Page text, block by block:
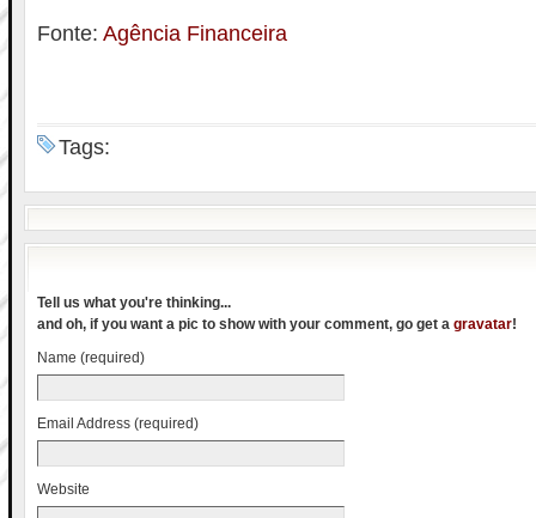
Fonte: Agência Financeira
Tags:
Tell us what you're thinking...
and oh, if you want a pic to show with your comment, go get a gravatar!
Name (required)
Email Address (required)
Website